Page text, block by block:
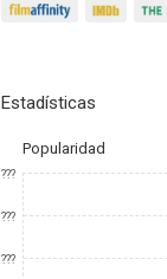
Estadísticas
Popularidad
???
???
???